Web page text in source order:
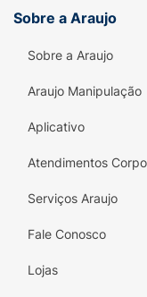
Sobre a Araujo
Sobre a Araujo
Araujo Manipulação
Aplicativo
Atendimentos
Serviços Araujo
Fale Conosco
Lojas